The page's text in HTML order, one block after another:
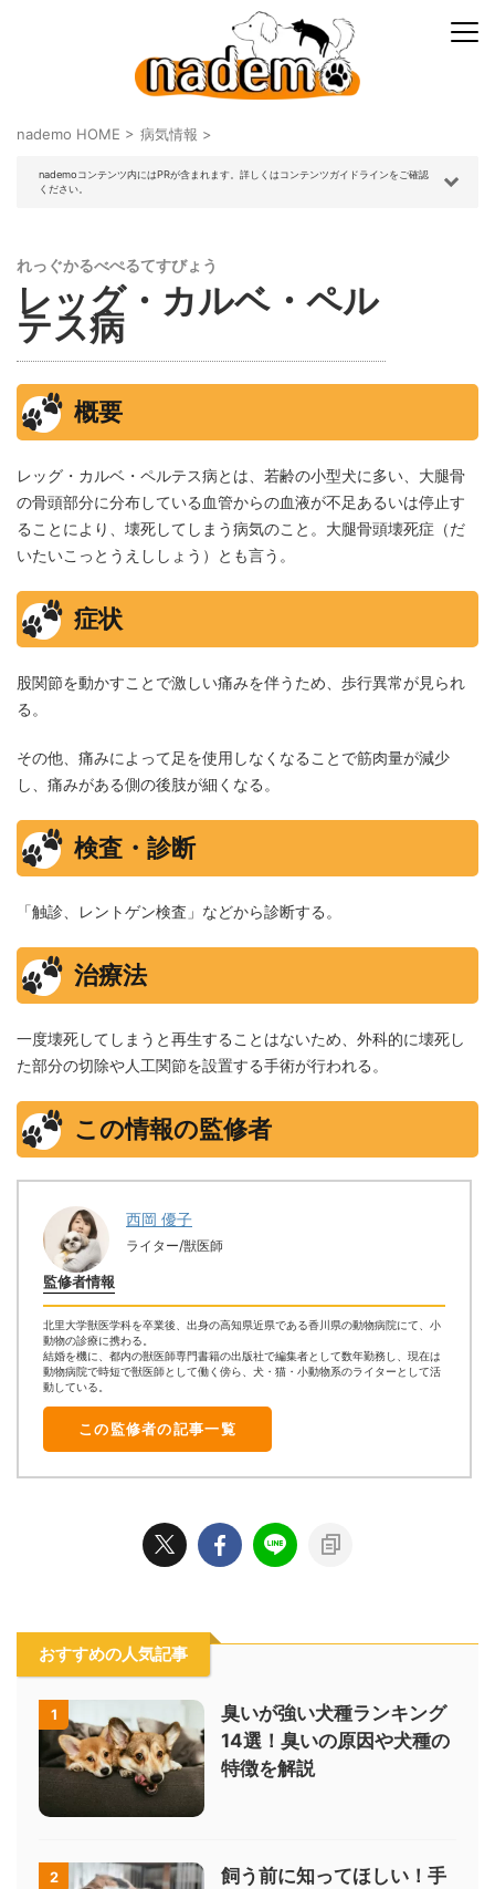
nademo HOME > 病気情報 >
nademoコンテンツ内にはPRが含まれます。詳しくはコンテンツガイドラインをご確認
ください。
れっぐかるべぺるてすびょう
レッグ・カルベ・ペル
テス病
概要
レッグ・カルベ・ペルテス病とは、若齢の小型犬に多い、大腿骨
の骨頭部分に分布している血管からの血液が不足あるいは停止す
ることにより、壊死してしまう病気のこと。大腿骨頭壊死症（だ
いたいこっとうえししょう）とも言う。
症状
股関節を動かすことで激しい痛みを伴うため、歩行異常が見られ
る。
その他、痛みによって足を使用しなくなることで筋肉量が減少
し、痛みがある側の後肢が細くなる。
検査・診断
「触診、レントゲン検査」などから診断する。
治療法
一度壊死してしまうと再生することはないため、外科的に壊死し
た部分の切除や人工関節を設置する手術が行われる。
この情報の監修者
監修者情報
西岡 優子
ライター/獣医師
北里大学獣医学科を卒業後、出身の高知県近県である香川県の動物病院にて、小
動物の診療に携わる。
結婚を機に、都内の獣医師専門書籍の出版社で編集者として数年勤務し、現在は
動物病院で時短で獣医師として働く傍ら、犬・猫・小動物系のライターとして活
動している。
この監修者の記事一覧
おすすめの人気記事
1
臭いが強い犬種ランキング
14選！臭いの原因や犬種の
特徴を解説
2
飼う前に知ってほしい！手